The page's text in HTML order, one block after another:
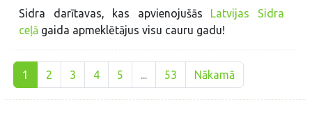
Sidra darītavas, kas apvienojušās Latvijas Sidra
ceļā gaida apmeklētājus visu cauru gadu!
1 2 3 4 5 ... 53 Nākamā